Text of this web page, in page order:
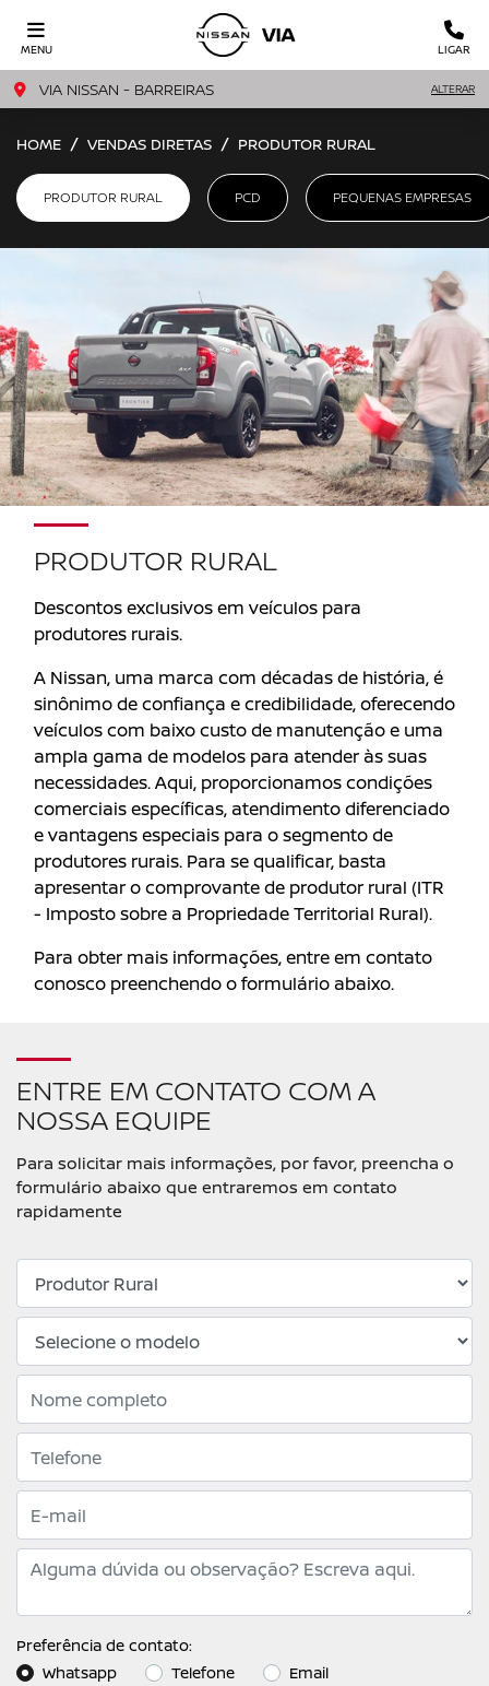
MENU LIGAR
VIA NISSAN - BARREIRAS ALTERAR
HOME VENDAS DIRETAS PRODUTOR RURAL
PCD PEQUENAS EMPRESAS
PRODUTOR RURAL
PRODUTOR RURAL
Descontos exclusivos em veículos para
produtores rurais.
A Nissan, uma marca com décadas de história, é
sinônimo de confiança e credibilidade, oferecendo
veículos com baixo custo de manutenção e uma
ampla gama de modelos para atender às suas
necessidades. Aqui, proporcionamos condições
comerciais específicas, atendimento diferenciado
e vantagens especiais para o segmento de
produtores rurais. Para se qualificar, basta
apresentar o comprovante de produtor rural (ITR
- Imposto sobre a Propriedade Territorial Rural).
Para obter mais informações, entre em contato
conosco preenchendo o formulário abaixo.
ENTRE EM CONTATO COM A
NOSSA EQUIPE
Para solicitar mais informações, por favor, preencha o
formulário abaixo que entraremos em contato
rapidamente
Preferência de contato:
Whatsapp
Telefone Email